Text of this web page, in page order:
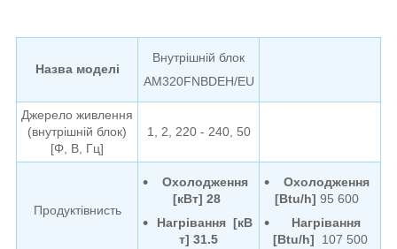
Назва моделі
Внутрішній блок
AM320FNBDEH/EU
Джерело живлення
(внутрішній блок)
[Φ, В, Гц]
1, 2, 220 - 240, 50
Продуктівнисть
Охолодження
[кВт] 28
Нагрівання [кВ
т] 31.5
Охолодження
[Btu/h] 95 600
Нагрівання
[Btu/h] 107 500